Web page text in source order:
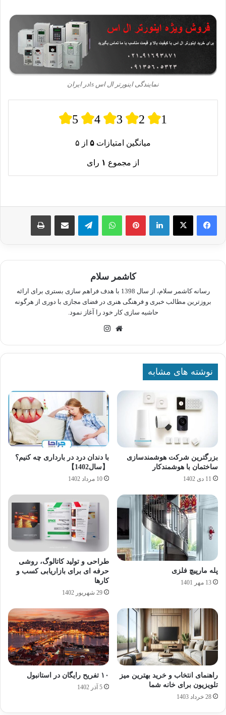
نمایندگی اینورتر ال اس lsدر ایران
5 4 3 2 1
میانگین امتیازات ۵ از ۵
از مجموع ۱ رای
لینکدین پینترستواتس آپ تلگرام اشتراک گذاری از طریق ایمیل چاپ
کاشمر سلام
رسانه کاشمر سلام، از سال 1398 با هدف فراهم سازی بستری برای ارائه
بروزترین مطالب خبری و فرهنگی هنری در فضای مجازی با دوری از هرگونه
حاشیه سازی کار خود را آغاز نمود.
وبسایت
نوشته های مشابه
بزرگترین شرکت هوشمندسازی
ساختمان با هوشمندکار
11 دی 1402
با دندان درد در بارداری چه کنیم؟
【سال1402】
10 مرداد 1402
پله مارپیچ فلزی
13 مهر 1401
طراحی و تولید کاتالوگ، روشی
حرفه ای برای بازاریابی کسب و
کارها
29 شهریور 1402
راهنمای انتخاب و خرید بهترین میز
تلویزیون برای خانه شما
28 خرداد 1403
۱۰ تفریح رایگان در استانبول
5 آذر 1402